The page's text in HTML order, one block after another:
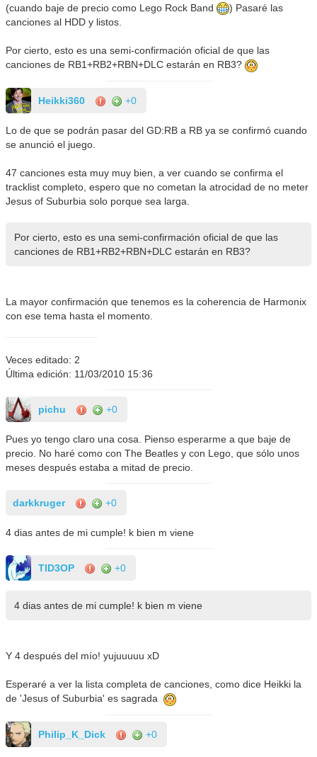
(cuando baje de precio como Lego Rock Band
) Pasaré las
canciones al HDD y listos.
Por cierto, esto es una semi-confirmación oficial de que las
canciones de RB1+RB2+RBN+DLC estarán en RB3?
Heikki360 +0
Lo de que se podrán pasar del GD:RB a RB ya se confirmó cuando
se anunció el juego.
47 canciones esta muy muy bien, a ver cuando se confirma el
tracklist completo, espero que no cometan la atrocidad de no meter
Jesus of Suburbia solo porque sea larga.
Por cierto, esto es una semi-confirmación oficial de que las
canciones de RB1+RB2+RBN+DLC estarán en RB3?
La mayor confirmación que tenemos es la coherencia de Harmonix
con ese tema hasta el momento.
Veces editado: 2
Última edición: 11/03/2010 15:36
pichu +0
Pues yo tengo claro una cosa. Pienso esperarme a que baje de
precio. No haré como con The Beatles y con Lego, que sólo unos
meses después estaba a mitad de precio.
darkkruger +0
4 dias antes de mi cumple! k bien m viene
TID3OP +0
4 dias antes de mi cumple! k bien m viene
Y 4 después del mío! yujuuuuu xD
Esperaré a ver la lista completa de canciones, como dice Heikki la
de 'Jesus of Suburbia' es sagrada
Philip_K_Dick +0